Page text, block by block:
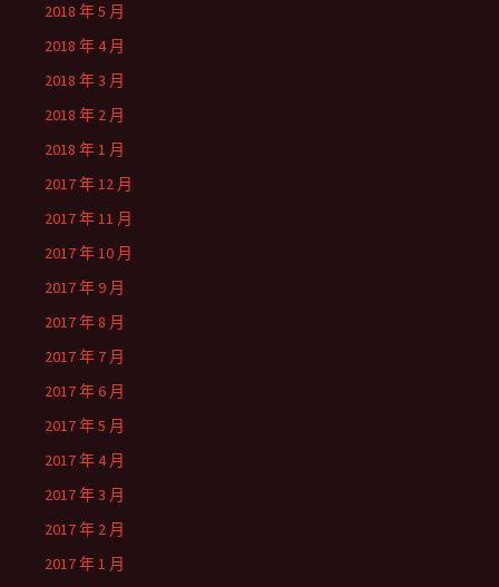
2018 年 5 月
2018 年 4 月
2018 年 3 月
2018 年 2 月
2018 年 1 月
2017 年 12 月
2017 年 11 月
2017 年 10 月
2017 年 9 月
2017 年 8 月
2017 年 7 月
2017 年 6 月
2017 年 5 月
2017 年 4 月
2017 年 3 月
2017 年 2 月
2017 年 1 月